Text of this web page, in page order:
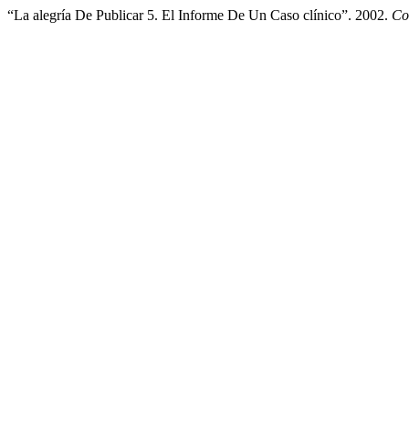
“La alegría De Publicar 5. El Informe De Un Caso clínico”. 2002.